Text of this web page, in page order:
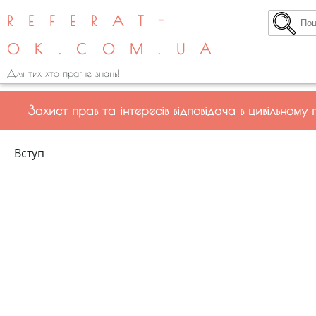
REFERAT-
OK.COM.UA
Для тих хто прагне знань!
Захист прав та інтересів відповідача в цивільному
Вступ